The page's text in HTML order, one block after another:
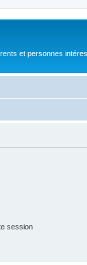
et personnes
session